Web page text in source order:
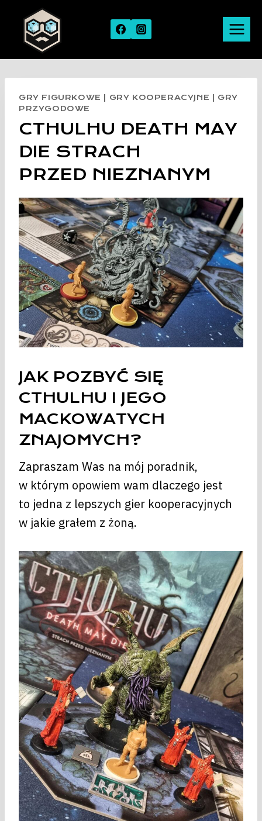
content
GRY FIGURKOWE GRY KOOPERACYJNE
GRY
PRZYGODOWE
CTHULHU DEATH MAY
DIE STRACH
PRZED NIEZNANYM
JAK POZBYĆ SIĘ
CTHULHU I JEGO
MACKOWATYCH
ZNAJOMYCH?
Zapraszam Was na mój poradnik,
w którym opowiem wam dlaczego jest
to jedna z lepszych gier kooperacyjnych
w jakie grałem z żoną.